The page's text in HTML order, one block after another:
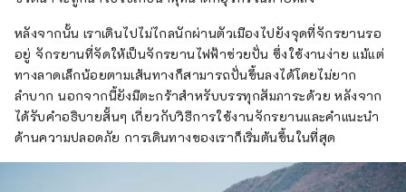
หลังจากนั้น เราเดินไปไม่ไกลนักผ่านตัวเมืองไปยังจุดที่จักรยานรอ
อยู่ จักรยานที่จัดให้เป็นจักรยานไฟฟ้าช่วยปั่น ซึ่งใช้งานง่าย แม้แต่
ทางลาดเล็กน้อยตามเส้นทางก็สามารถปั่นขึ้นลงได้โดยไม่ยาก
ลำบาก นอกจากนี้ยังมีตะกร้าสำหรับบรรทุกสัมภาระด้วย หลังจาก
ได้รับคำอธิบายสั้นๆ เกี่ยวกับวิธีการใช้งานจักรยานและคำแนะนำ
ด้านความปลอดภัย การเดินทางของเราก็เริ่มต้นขึ้นในที่สุด